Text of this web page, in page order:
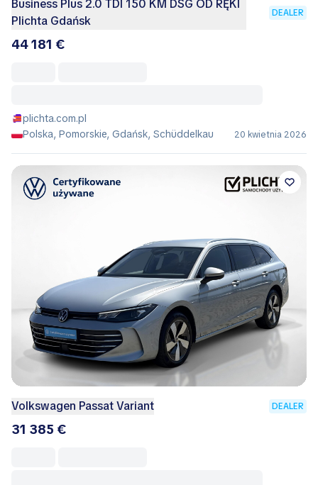
Business Plus 2.0 TDI 150 KM DSG OD RĘKI
Plichta Gdańsk
DEALER
44 181 €
plichta.com.pl
Polska, Pomorskie, Gdańsk, Schüddelkau
20 kwietnia 2026
Volkswagen Passat Variant DEALER
31 385 €